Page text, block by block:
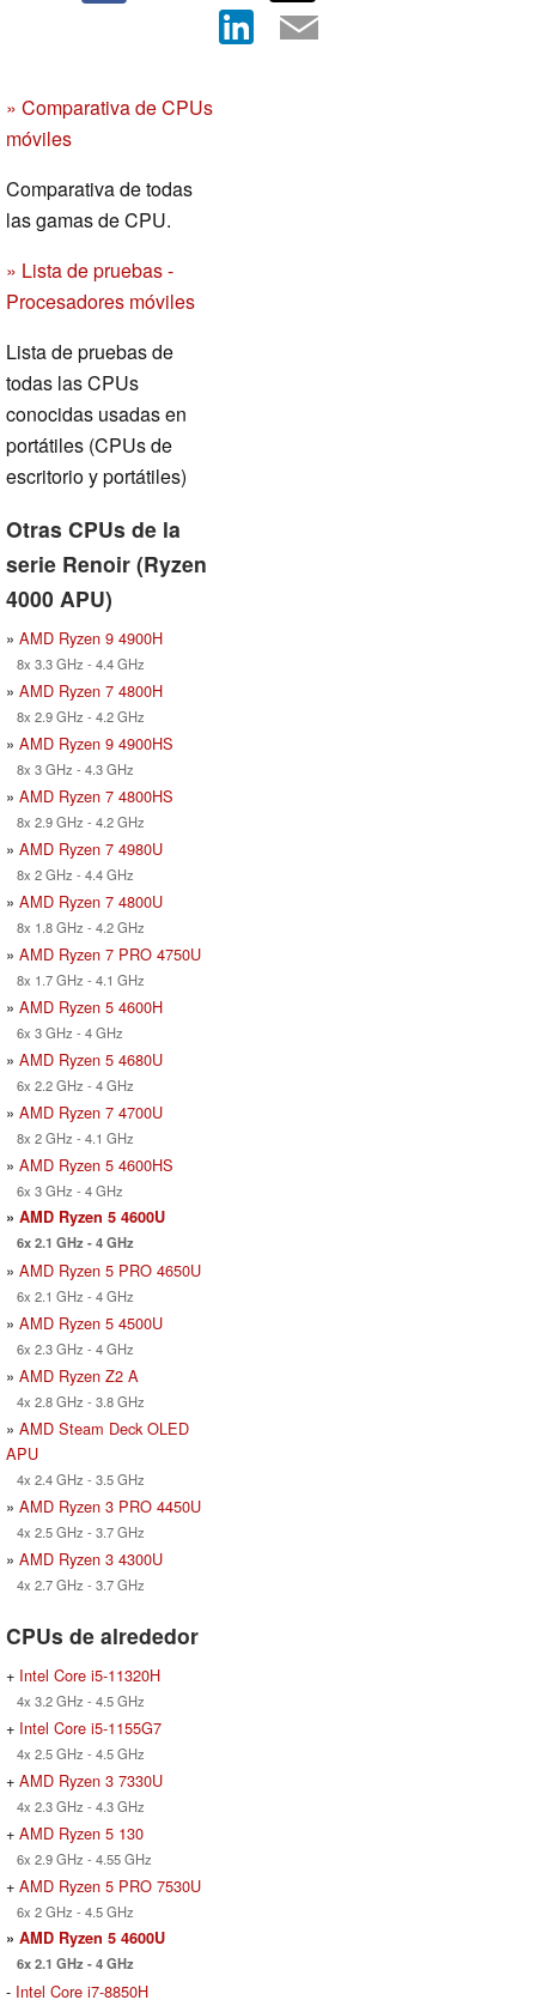
» Comparativa de CPUs
móviles
Comparativa de todas
las gamas de CPU.
» Lista de pruebas -
Procesadores móviles
Lista de pruebas de
todas las CPUs
conocidas usadas en
portátiles (CPUs de
escritorio y portátiles)
Otras CPUs de la
serie Renoir (Ryzen
4000 APU)
» AMD Ryzen 9 4900H
8x 3.3 GHz - 4.4 GHz
» AMD Ryzen 7 4800H
8x 2.9 GHz - 4.2 GHz
» AMD Ryzen 9 4900HS
8x 3 GHz - 4.3 GHz
» AMD Ryzen 7 4800HS
8x 2.9 GHz - 4.2 GHz
» AMD Ryzen 7 4980U
8x 2 GHz - 4.4 GHz
» AMD Ryzen 7 4800U
8x 1.8 GHz - 4.2 GHz
» AMD Ryzen 7 PRO 4750U
8x 1.7 GHz - 4.1 GHz
» AMD Ryzen 5 4600H
6x 3 GHz - 4 GHz
» AMD Ryzen 5 4680U
6x 2.2 GHz - 4 GHz
» AMD Ryzen 7 4700U
8x 2 GHz - 4.1 GHz
» AMD Ryzen 5 4600HS
6x 3 GHz - 4 GHz
» AMD Ryzen 5 4600U
6x 2.1 GHz - 4 GHz
» AMD Ryzen 5 PRO 4650U
6x 2.1 GHz - 4 GHz
» AMD Ryzen 5 4500U
6x 2.3 GHz - 4 GHz
» AMD Ryzen Z2 A
4x 2.8 GHz - 3.8 GHz
» AMD Steam Deck OLED
APU
4x 2.4 GHz - 3.5 GHz
» AMD Ryzen 3 PRO 4450U
4x 2.5 GHz - 3.7 GHz
» AMD Ryzen 3 4300U
4x 2.7 GHz - 3.7 GHz
CPUs de alrededor
+ Intel Core i5-11320H
4x 3.2 GHz - 4.5 GHz
+ Intel Core i5-1155G7
4x 2.5 GHz - 4.5 GHz
+ AMD Ryzen 3 7330U
4x 2.3 GHz - 4.3 GHz
+ AMD Ryzen 5 130
6x 2.9 GHz - 4.55 GHz
+ AMD Ryzen 5 PRO 7530U
6x 2 GHz - 4.5 GHz
» AMD Ryzen 5 4600U
6x 2.1 GHz - 4 GHz
- Intel Core i7-8850H